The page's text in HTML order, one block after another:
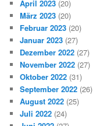
April 2023 (20)
März 2023 (20)
Februar 2023 (20)
Januar 2023 (27)
Dezember 2022 (27)
November 2022 (27)
Oktober 2022 (31)
September 2022 (26)
August 2022 (25)
Juli 2022 (24)